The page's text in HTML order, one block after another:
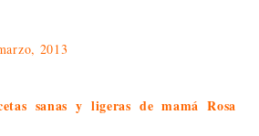
2013
sanas y ligeras de mamá Rosa